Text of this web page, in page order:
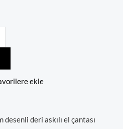
ekle
desenli deri askılı el çantası